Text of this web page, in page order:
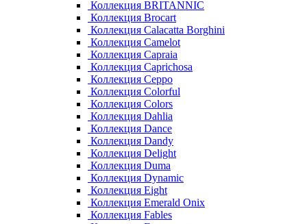
Коллекция BRITANNIC
Коллекция Brocart
Коллекция Calacatta Borghini
Коллекция Camelot
Коллекция Capraia
Коллекция Caprichosa
Коллекция Ceppo
Коллекция Colorful
Коллекция Colors
Коллекция Dahlia
Коллекция Dance
Коллекция Dandy
Коллекция Delight
Коллекция Duma
Коллекция Dynamic
Коллекция Eight
Коллекция Emerald Onix
Коллекция Fables